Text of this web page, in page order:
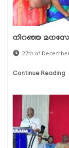
നിറഞ്ഞ
27th of
Continue Reading